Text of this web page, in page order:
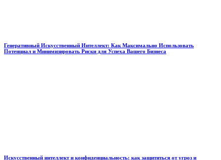
Генеративный Искусственный Интеллект: Как Максимально Использовать
Потенциал и Минимизировать Риски для Успеха Вашего Бизнеса
Искусственный интеллект и конфиденциальность: как защититься от угроз и